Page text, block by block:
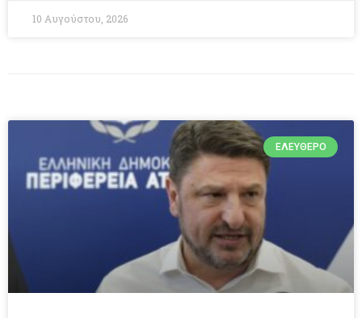
10 Αυγούστου, 2026
ΕΛΕΎΘΕΡΟ